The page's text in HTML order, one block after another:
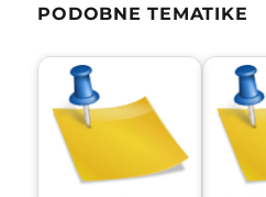
PODOBNE TEMATIKE